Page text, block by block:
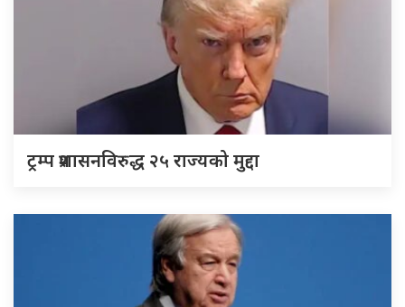
ट्रम्प प्रशासनविरुद्ध २५ राज्यको मुद्दा